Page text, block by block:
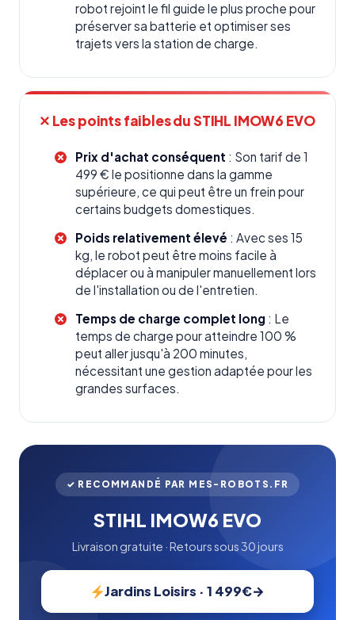
robot rejoint le fil guide le plus proche pour
préserver sa batterie et optimiser ses
trajets vers la station de charge.
✕ Les points faibles du STIHL IMOW6 EVO
Prix d'achat conséquent : Son tarif de 1
499 € le positionne dans la gamme
supérieure, ce qui peut être un frein pour
certains budgets domestiques.
Poids relativement élevé : Avec ses 15
kg, le robot peut être moins facile à
déplacer ou à manipuler manuellement lors
de l'installation ou de l'entretien.
Temps de charge complet long : Le
temps de charge pour atteindre 100 %
peut aller jusqu'à 200 minutes,
nécessitant une gestion adaptée pour les
grandes surfaces.
✓ RECOMMANDÉ PAR MES-ROBOTS.FR
STIHL IMOW6 EVO
Livraison gratuite · Retours sous 30 jours
Jardins Loisirs · 1 499€